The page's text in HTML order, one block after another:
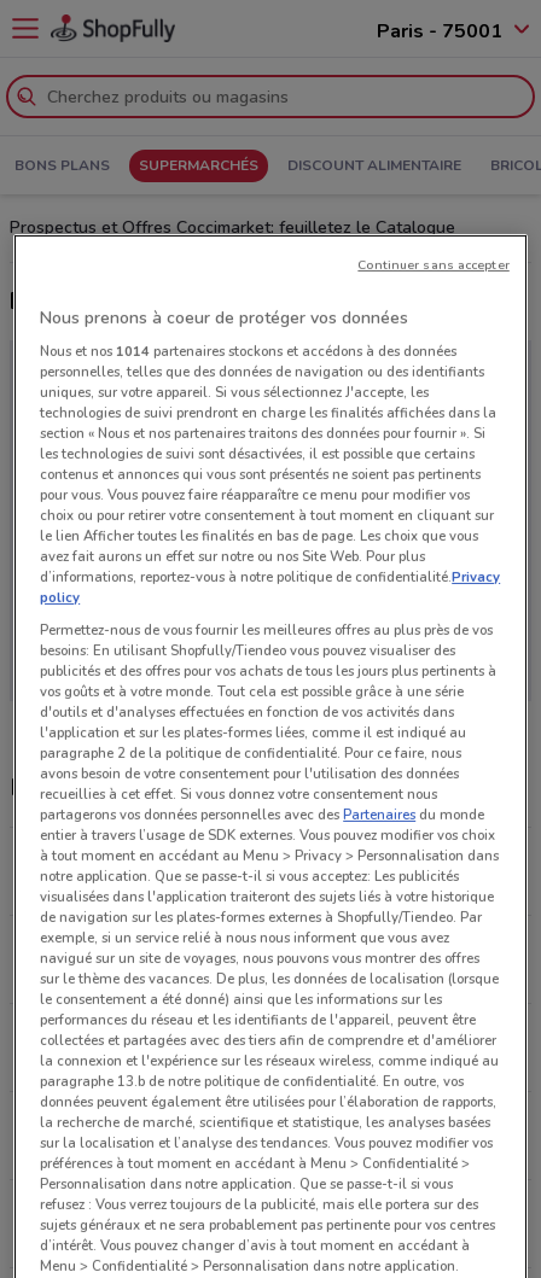
Paris - 75001
BONS PLANS SUPERMARCHÉS DISCOUNT ALIMENTAIRE
Prospectus et Offres Coccimarket: feuilletez le Catalogue
Derniers catalogues Coccimarket
Aucun catalogue disponible pour le moment
Magasins Coccimarket dans les environs
39 rue Coquillière Paris
499 m
OUVERT
13 rue du Château d'Eau Paris
1.8 km
OUVERT
23 rue de Liège Paris
2.4 km
21 boulevard de Clichy Paris
2.5 km
93 Rue de la Roquette Paris
2.8 km
OUVERT
Nous prenons à coeur de protéger vos données
Nous et nos 1014partenaires stockons et accédons à des données
personnelles, telles que des données de navigation ou des identifiants
uniques, sur votre appareil. Si vous sélectionnez J'accepte, les
technologies de suivi prendront en charge les finalités affichées dans la
section « Nous et nos partenaires traitons des données pour fournir ». Si
les technologies de suivi sont désactivées, il est possible que certains
contenus et annonces qui vous sont présentés ne soient pas pertinents
pour vous. Vous pouvez faire réapparaître ce menu pour modifier vos
choix ou pour retirer votre consentement à tout moment en cliquant sur
le lien Afficher toutes les finalités en bas de page. Les choix que vous
avez fait aurons un effet sur notre ou nos Site Web. Pour plus
d’informations, reportez-vous à notre politique de confidentialité.Privacy
policy
Permettez-nous de vous fournir les meilleures offres au plus près de vos
besoins: En utilisant Shopfully/Tiendeo vous pouvez visualiser des
publicités et des offres pour vos achats de tous les jours plus pertinents à
vos goûts et à votre monde. Tout cela est possible grâce à une série
d'outils et d'analyses effectuées en fonction de vos activités dans
l'application et sur les plates-formes liées, comme il est indiqué au
paragraphe 2 de la politique de confidentialité. Pour ce faire, nous
avons besoin de votre consentement pour l'utilisation des données
recueillies à cet effet. Si vous donnez votre consentement nous
partagerons vos données personnelles avec desPartenaires du monde
entier à travers l’usage de SDK externes. Vous pouvez modifier vos choix
à tout moment en accédant au Menu > Privacy > Personnalisation dans
notre application. Que se passe-t-il si vous acceptez: Les publicités
visualisées dans l'application traiteront des sujets liés à votre historique
de navigation sur les plates-formes externes à Shopfully/Tiendeo. Par
exemple, si un service relié à nous nous informent que vous avez
navigué sur un site de voyages, nous pouvons vous montrer des offres
sur le thème des vacances. De plus, les données de localisation (lorsque
le consentement a été donné) ainsi que les informations sur les
performances du réseau et les identifiants de l'appareil, peuvent être
collectées et partagées avec des tiers afin de comprendre et d'améliorer
la connexion et l'expérience sur les réseaux wireless, comme indiqué au
paragraphe 13.b de notre politique de confidentialité. En outre, vos
données peuvent également être utilisées pour l’élaboration de rapports,
la recherche de marché, scientifique et statistique, les analyses basées
sur la localisation et l’analyse des tendances. Vous pouvez modifier vos
préférences à tout moment en accédant à Menu > Confidentialité >
Personnalisation dans notre application. Que se passe-t-il si vous
refusez : Vous verrez toujours de la publicité, mais elle portera sur des
sujets généraux et ne sera probablement pas pertinente pour vos centres
d’intérêt. Vous pouvez changer d’avis à tout moment en accédant à
Menu > Confidentialité > Personnalisation dans notre application.
Continuer sans accepter